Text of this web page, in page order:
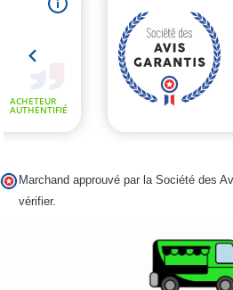
Marchand approuvé par la Société des
vérifier.